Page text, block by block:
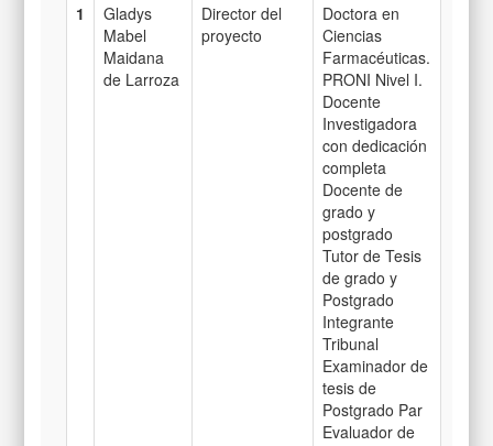
1
Gladys
Mabel
Maidana
de Larroza
Director del
proyecto
Doctora en
Ciencias
Farmacéuticas.
PRONI Nivel I.
Docente
Investigadora
con dedicación
completa
Docente de
grado y
postgrado
Tutor de Tesis
de grado y
Postgrado
Integrante
Tribunal
Examinador de
tesis de
Postgrado Par
Evaluador de